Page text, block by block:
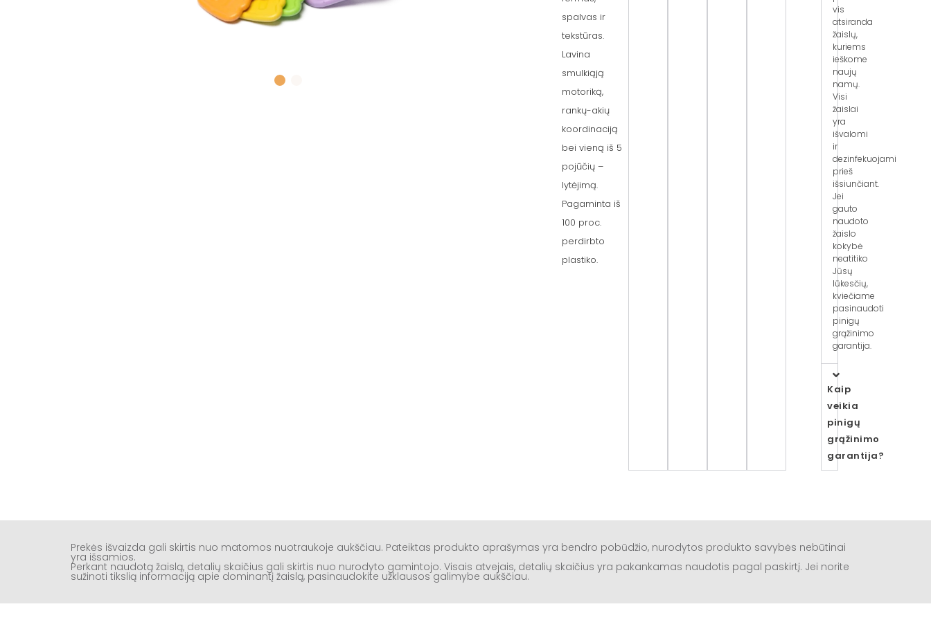
spalvas ir
tekstūras.
Lavina
smulkiąją
motoriką,
rankų-akių
koordinaciją
bei vieną iš 5
pojūčių –
lytėjimą.
Pagaminta iš
100 proc.
perdirbto
plastiko.
vis
atsiranda
žaislų,
kuriems
ieškome
naujų
namų.
Visi
žaislai
yra
išvalomi
ir
dezinfekuojami
prieš
išsiunčiant.
Jei
gauto
naudoto
žaislo
kokybė
neatitiko
Jūsų
lūkesčių,
kviečiame
pasinaudoti
pinigų
grąžinimo
garantija.
Kaip
veikia
pinigų
grąžinimo
garantija?
Prekės išvaizda gali skirtis nuo matomos nuotraukoje aukščiau. Pateiktas produkto aprašymas yra bendro pobūdžio, nurodytos produkto savybės nebūtinai
yra išsamios.
Perkant naudotą žaislą, detalių skaičius gali skirtis nuo nurodyto gamintojo. Visais atvejais, detalių skaičius yra pakankamas naudotis pagal paskirtį. Jei norite
sužinoti tikslią informaciją apie dominantį žaislą, pasinaudokite užklausos galimybe aukščiau.